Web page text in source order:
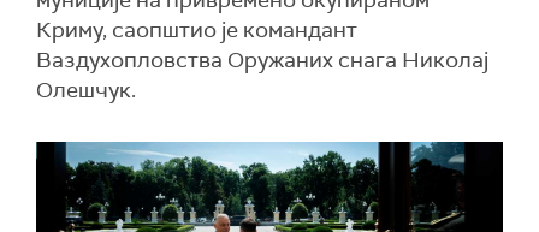
Криму, саопштио је командант
Ваздухопловства Оружаних снага Николај
Олешчук.